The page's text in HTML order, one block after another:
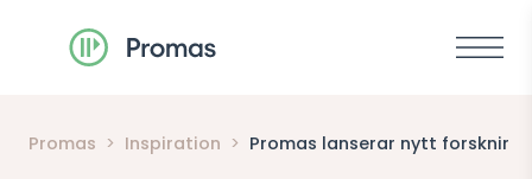
Meny
Promas > Inspiration > Promas lanserar nytt